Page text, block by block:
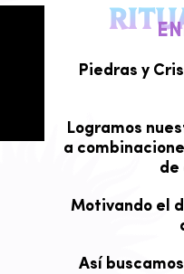
Piedras y
Logramos
a
de
Motivando el
Así